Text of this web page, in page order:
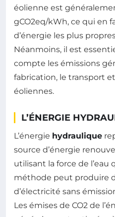
éolienne est
gCO2eq/kWh, ce qui en
d’énergie les plus
Néanmoins, il est
compte les émissions
fabrication, le transport
éoliennes.
L’ÉNERGIE
L’énergie hydraulique
source d’énergie
utilisant la force de l’eau
méthode peut produire
d’électricité sans
Les émises de CO2 de